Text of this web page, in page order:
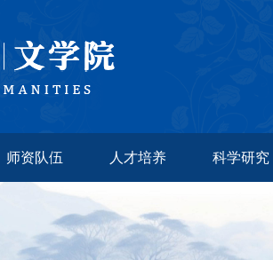
师资队伍 人才培养 科学研究